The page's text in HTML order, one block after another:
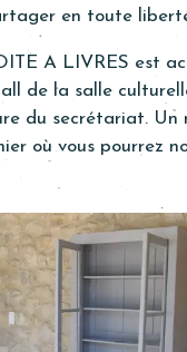
en toute
A LIVRES est
de la salle
du secrétariat.
où vous pourrez